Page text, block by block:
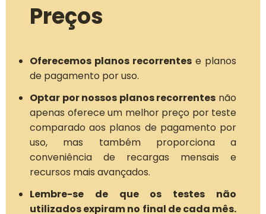
Preços
Oferecemos planos recorrentes e planos
de pagamento por uso.
Optar por nossos planos recorrentes não
apenas oferece um melhor preço por teste
comparado aos planos de pagamento por
uso, mas também proporciona a
conveniência de recargas mensais e
recursos mais avançados.
Lembre-se de que os testes não
utilizados expiram no final de cada mês.